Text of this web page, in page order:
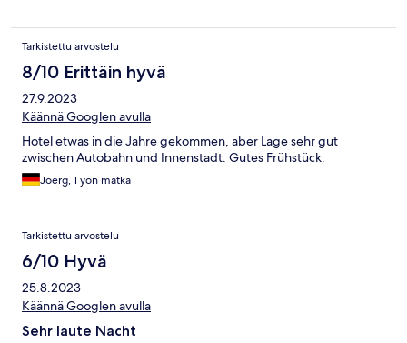
Tarkistettu arvostelu
8/10 Erittäin hyvä
27.9.2023
Käännä Googlen avulla
Hotel etwas in die Jahre gekommen, aber Lage sehr gut
zwischen Autobahn und Innenstadt. Gutes Frühstück.
Joerg, 1 yön matka
Tarkistettu arvostelu
6/10 Hyvä
25.8.2023
Käännä Googlen avulla
Sehr laute Nacht